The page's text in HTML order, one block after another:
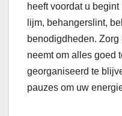
heeft voordat u
lijm, behangerslint,
benodigdheden. Zorg
neemt om alles goed
georganiseerd te
pauzes om uw